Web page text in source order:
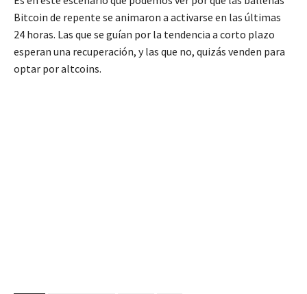
Bitcoin de repente se animaron a activarse en las últimas
24 horas. Las que se guían por la tendencia a corto plazo
esperan una recuperación, y las que no, quizás venden para
optar por altcoins.